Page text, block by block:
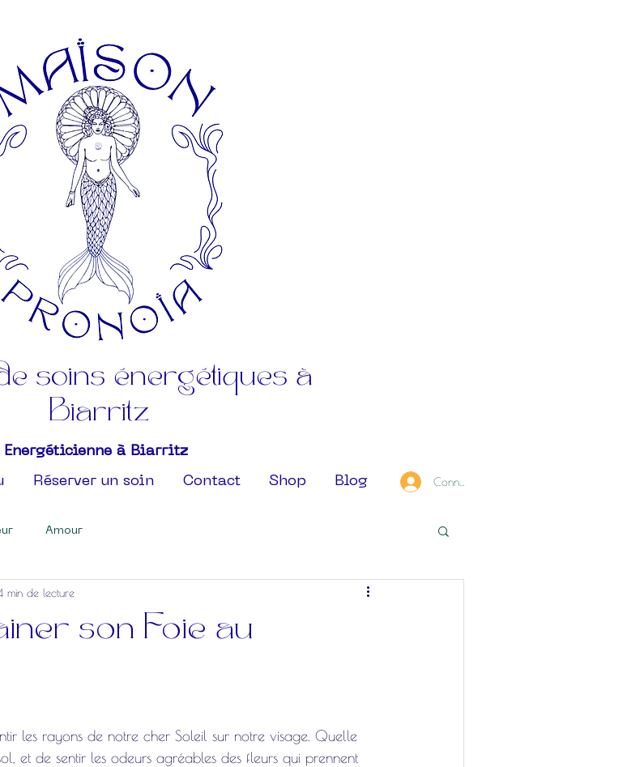
soins énergétiques à
Biarritz
Energéticienne à Biarritz
Réserver un soin Contact Shop Blog Connexion
Amour
son Foie au
min de lecture
les rayons de notre cher Soleil sur notre visage. Quelle
et de sentir les odeurs agréables des fleurs qui prennent